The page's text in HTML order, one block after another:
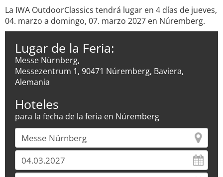
La IWA OutdoorClassics tendrá lugar en 4 días de jueves,
04. marzo a domingo, 07. marzo 2027 en Núremberg.
Lugar de la Feria:
Messe Nürnberg,
Messezentrum 1, 90471 Núremberg, Baviera,
Alemania
Hoteles
para la fecha de la feria en Núremberg